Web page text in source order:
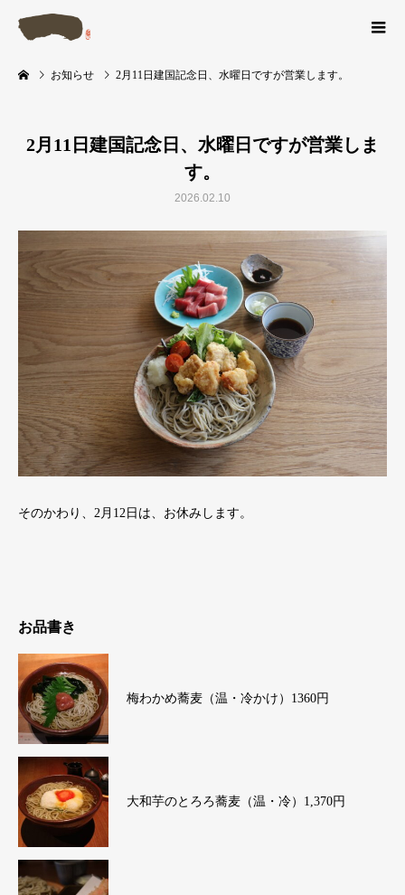
お知らせ 2月11日建国記念日、水曜日ですが営業します。
2月11日建国記念日、水曜日ですが営業しま
す。
2026.02.10
そのかわり、2月12日は、お休みします。
お品書き
梅わかめ蕎麦（温・冷かけ）1360円
大和芋のとろろ蕎麦（温・冷）1,370円